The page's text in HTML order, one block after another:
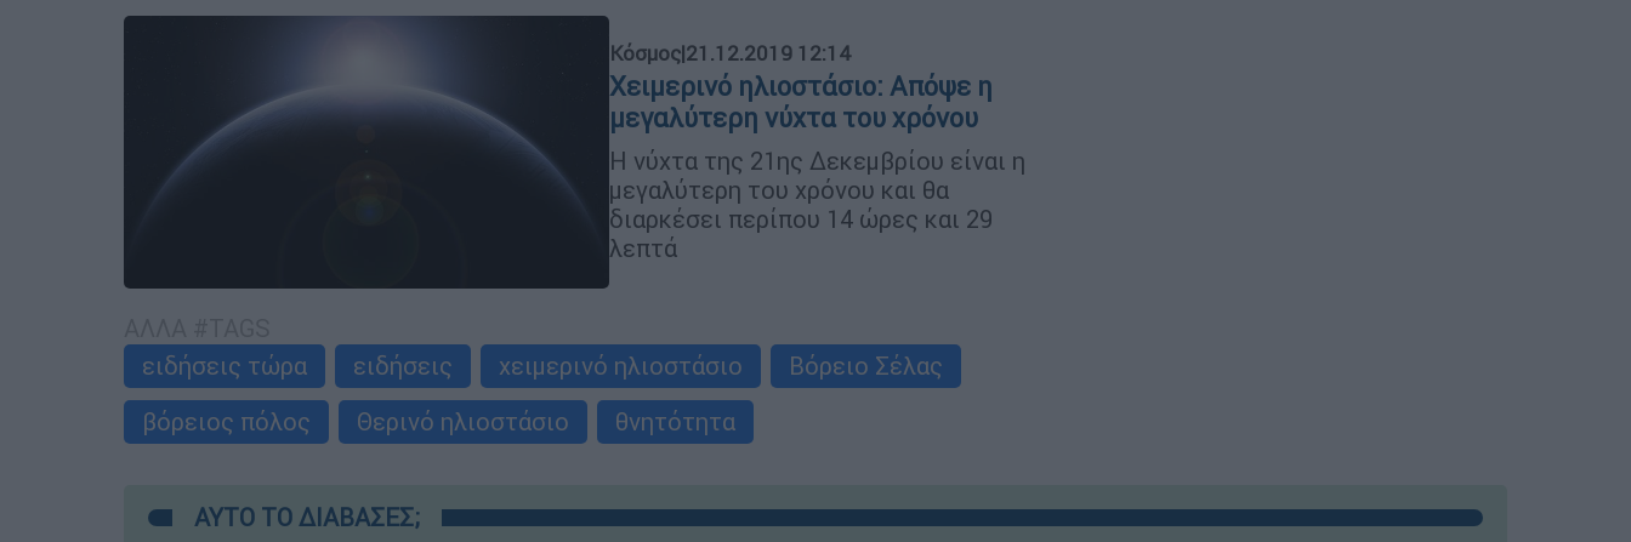
Κόσμος|21.12.2019 12:14
Χειμερινό ηλιοστάσιο: Απόψε η
μεγαλύτερη νύχτα του χρόνου
Η νύχτα της 21ης Δεκεμβρίου είναι η
μεγαλύτερη του χρόνου και θα
διαρκέσει περίπου 14 ώρες και 29
λεπτά
ειδήσεις τώρα
ειδήσεις χειμερινό ηλιοστάσιο
Βόρειο Σέλας
βόρειος πόλος
Θερινό ηλιοστάσιο θνητότητα
ΑΥΤΟ ΤΟ ΔΙΑΒΑΣΕΣ;